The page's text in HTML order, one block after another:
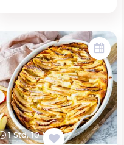
1 Std. 10 Min.